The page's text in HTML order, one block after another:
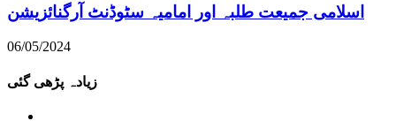
اسلامی جمیعت طلبہ اور امامیہ سٹوڈنٹ آرگنائزیشن
06/05/2024
زیادہ پڑھی گئی